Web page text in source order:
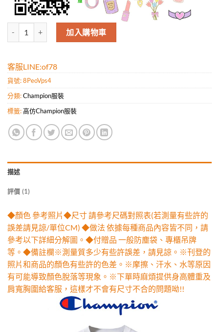
高仿冠軍Champion男款新款時尚休閑長袖圓領衛衣.好質量是您的需
加入購物車
客服LINE:of78
貨號:8PeoVps4
分類:Champion服裝
標籤:高仿Champion服裝
描述
評價 (1)
◆顏色 參考照片◆尺寸 請參考尺碼對照表(若測量有些許的
誤差請見諒/單位CM) ◆做法 依據每種商品內容皆不同，請
參考以下詳細分解圖。◆付贈品 一般防塵袋、專櫃吊牌
等。◆備註欄※測量質多少有些許誤差，請見諒。※刊登的
照片和商品的顏色有些許的色差。※摩擦、汗水、水等原因
有可能導致顏色脫落等現象。※下單時麻煩提供身高體重及
肩寬胸圍給客服，這樣才不會有尺寸不合的問題呦!!